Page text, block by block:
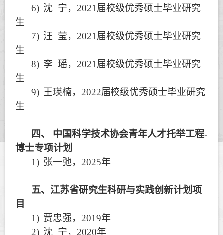
6) 沈 宁， 2021 届校级优秀硕士毕业研究
生
7) 汪 莹， 2021 届校级优秀硕士毕业研究
生
8) 李 瑶， 2021 届校级优秀硕士毕业研究
生
9) 王瑛楠， 2022届校级优秀硕士毕业研究
生
四、 中国科学技术协会青年人才托举工程-
博士专项计划
1) 张一弛， 2025年
五、江苏省研究生科研与实践创新计划项
目
1) 贾忠强， 2019年
2) 沈 宁， 2020年